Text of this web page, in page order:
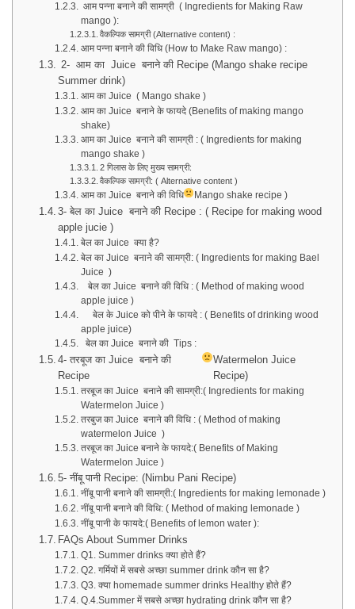
आम पन्ना बनाने की सामग्री ( Ingredients for Making Raw
mango ):
वैकल्पिक सामग्री (Alternative content) :
आम पन्ना बनाने की विधि (How to Make Raw mango) :
2- आम का Juice बनाने की Recipe (Mango shake recipe
Summer drink)
आम का Juice ( Mango shake )
आम का Juice बनाने के फायदे (Benefits of making mango
shake)
आम का Juice बनाने की सामग्री : ( Ingredients for making
mango shake )
2 गिलास के लिए मुख्य सामग्री:
वैकल्पिक सामग्री: ( Alternative content )
आम का Juice बनाने की विधि Mango shake recipe )
3- बेल का Juice बनाने की Recipe : ( Recipe for making wood
apple jucie )
बेल का Juice क्या है?
बेल का Juice बनाने की सामग्री: ( Ingredients for making Bael
Juice )
बेल का Juice बनाने की विधि : ( Method of making wood
apple juice )
बेल के Juice को पीने के फायदे : ( Benefits of drinking wood
apple juice)
बेल का Juice बनाने की Tips :
4- तरबूज का Juice बनाने की
Recipe
Watermelon Juice
Recipe)
तरबूज का Juice बनाने की सामग्री:( Ingredients for making
Watermelon Juice )
तरबुज का Juice बनाने की विधि : ( Method of making
watermelon Juice )
तरबूज का Juice बनाने के फायदे:( Benefits of Making
Watermelon Juice )
5- नींबू पानी Recipe: (Nimbu Pani Recipe)
नींबू पानी बनाने की सामग्री:( Ingredients for making lemonade )
नींबू पानी बनाने की विधि: ( Method of making lemonade )
नींबू पानी के फायदे:( Benefits of lemon water ):
FAQs About Summer Drinks
Q1. Summer drinks क्या होते हैं?
Q2. गर्मियों में सबसे अच्छा summer drink कौन सा है?
Q3. क्या homemade summer drinks Healthy होते हैं?
Q.4.Summer में सबसे अच्छा hydrating drink कौन सा है?